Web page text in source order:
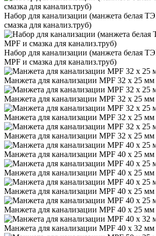
Набор для канализации (манжета белая
смазка для канализ.труб)
Набор для канализации (манжета белая
MPF и смазка для канализ.труб)
Манжета для канализации MPF 32 х 25 мм
Манжета для канализации MPF 32 х 25 мм
Манжета для канализации MPF 32 х 25 мм
Манжета для канализации MPF 32 х 25 мм
Манжета для канализации MPF 40 х 25 мм
Манжета для канализации MPF 40 х 25 мм
Манжета для канализации MPF 40 х 25 мм
Манжета для канализации MPF 40 х 25 мм
Манжета для канализации MPF 40 х 32 мм